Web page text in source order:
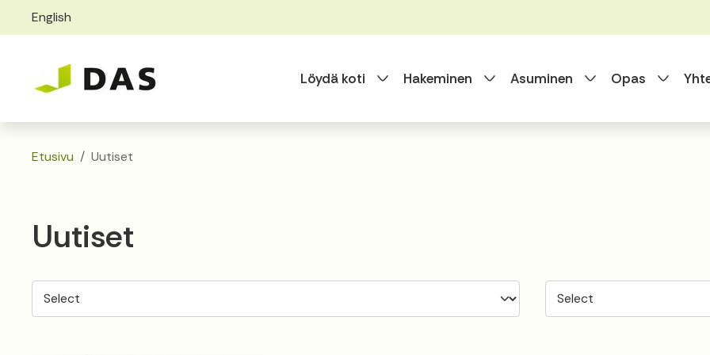
Skip to main content
English
Löydä koti Vaihda alasvetovalikkoa
Hakeminen Vaihda alasvetovalikkoa
Asuminen Vaihda
Opas
Etusivu Uutiset
Uutiset